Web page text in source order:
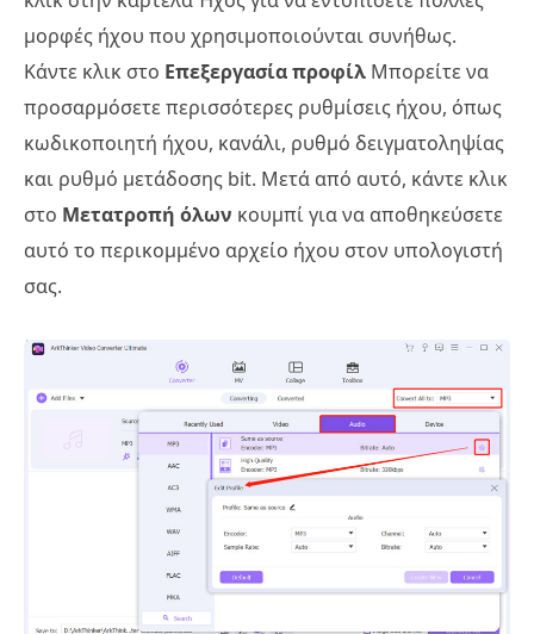
μορφές ήχου που χρησιμοποιούνται συνήθως.
Κάντε κλικ στο Επεξεργασία προφίλ Μπορείτε να
προσαρμόσετε περισσότερες ρυθμίσεις ήχου, όπως
κωδικοποιητή ήχου, κανάλι, ρυθμό δειγματοληψίας
και ρυθμό μετάδοσης bit. Μετά από αυτό, κάντε κλικ
στο Μετατροπή όλων κουμπί για να αποθηκεύσετε
αυτό το περικομμένο αρχείο ήχου στον υπολογιστή
σας.